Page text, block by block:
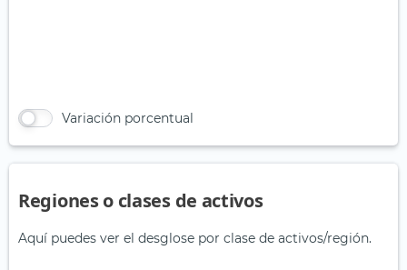
Variación porcentual
Regiones o clases de activos
Aquí puedes ver el desglose por clase de activos/región.